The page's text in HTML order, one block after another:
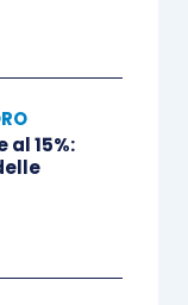
7, legge 30
15%: